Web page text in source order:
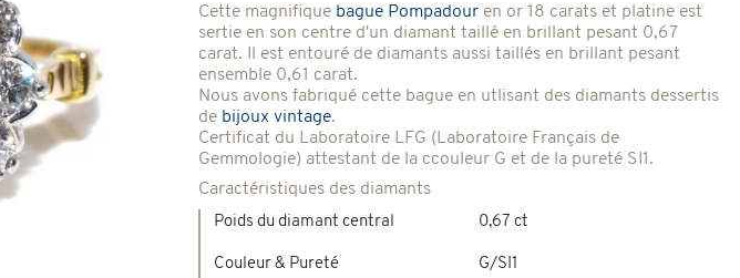
Broches & autres
Colliers & Pendentifs
Cette magnifique bague Pompadour en or 18 carats et platine est
sertie en son centre d'un diamant taillé en brillant pesant 0,67
carat. Il est entouré de diamants aussi taillés en brillant pesant
ensemble 0,61 carat.
Nous avons fabriqué cette bague en utlisant des diamants dessertis
de bijoux vintage.
Certificat du Laboratoire LFG (Laboratoire Français de
Gemmologie) attestant de la ccouleur G et de la pureté SI1.
Caractéristiques des diamants
Poids du diamant central
Couleur & Pureté
0,67 ct
G/SI1